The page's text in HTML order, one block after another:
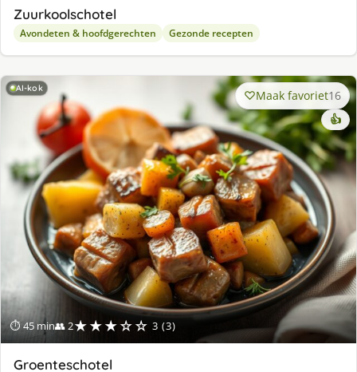
Zuurkoolschotel
Avondeten & hoofdgerechten Gezonde recepten
AI-kok
⏱ 45 min👥 2★★★☆☆ 3 (3)
Maak favoriet16
👍
Groenteschotel